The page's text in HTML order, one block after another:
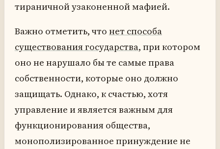
тираничной узаконенной мафией.
Важно отметить, что нет способа
существования государства, при котором
оно не нарушало бы те самые права
собственности, которые оно должно
защищать. Однако, к счастью, хотя
управление и является важным для
функционирования общества,
монополизированное принуждение не